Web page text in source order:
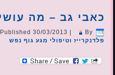
כאבי גב – מה
Published 30/03/2013 By
פלדנקרייז וטיפולי מגע גוף נפש